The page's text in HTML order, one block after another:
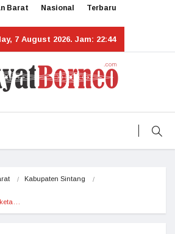
Barat Nasional Terbaru
7 August 2026. Jam: 22:44
Kabupaten Sintang